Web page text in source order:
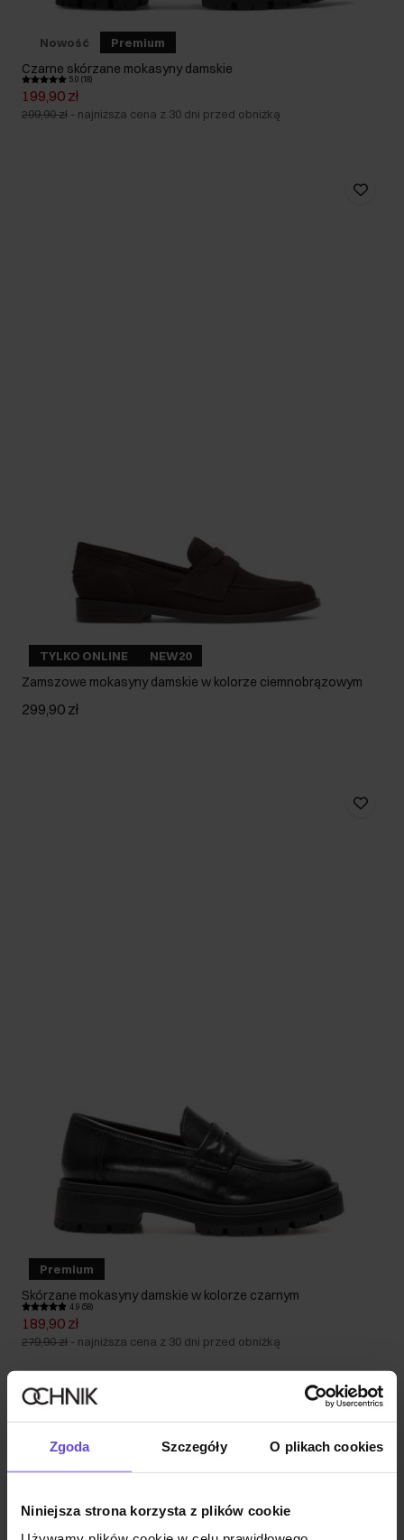
Zgoda Szczegóły O plikach cookies
Niniejsza strona korzysta z plików cookie
Nowość Premium
Czarne skórzane mokasyny damskie
5.0 (18)
199,90 zł
299,90 zł - najniższa cena z 30 dni przed obniżką
TYLKO ONLINE NEW20
Zamszowe mokasyny damskie w kolorze ciemnobrązowym
299,90 zł
Premium
Skórzane mokasyny damskie w kolorze czarnym
4.9 (58)
189,90 zł
279,90 zł - najniższa cena z 30 dni przed obniżką